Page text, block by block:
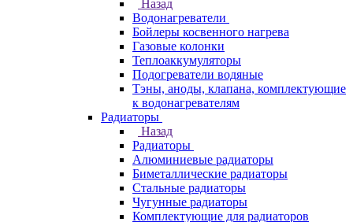
Назад
Водонагреватели
Бойлеры косвенного нагрева
Газовые колонки
Теплоаккумуляторы
Подогреватели водяные
Тэны, аноды, клапана, комплектующие
к водонагревателям
Радиаторы
Назад
Радиаторы
Алюминиевые радиаторы
Биметаллические радиаторы
Стальные радиаторы
Чугунные радиаторы
Комплектующие для радиаторов